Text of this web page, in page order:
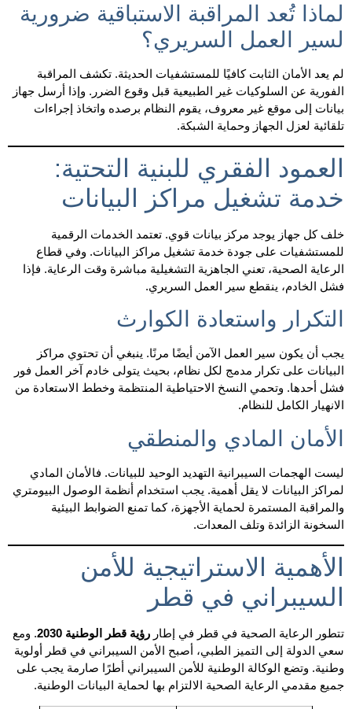
لماذا تُعد المراقبة الاستباقية ضرورية
لسير العمل السريري؟
لم يعد الأمان الثابت كافيًا للمستشفيات الحديثة. تكشف المراقبة
الفورية عن السلوكيات غير الطبيعية قبل وقوع الضرر. وإذا أرسل جهاز
بيانات إلى موقع غير معروف، يقوم النظام برصده واتخاذ إجراءات
تلقائية لعزل الجهاز وحماية الشبكة.
العمود الفقري للبنية التحتية:
خدمة تشغيل مراكز البيانات
خلف كل جهاز يوجد مركز بيانات قوي. تعتمد الخدمات الرقمية
للمستشفيات على جودة خدمة تشغيل مراكز البيانات. وفي قطاع
الرعاية الصحية، تعني الجاهزية التشغيلية مباشرة وقت الرعاية. فإذا
فشل الخادم، ينقطع سير العمل السريري.
التكرار واستعادة الكوارث
يجب أن يكون سير العمل الآمن أيضًا مرنًا. ينبغي أن تحتوي مراكز
البيانات على تكرار مدمج لكل نظام، بحيث يتولى خادم آخر العمل فور
فشل أحدها. وتحمي النسخ الاحتياطية المنتظمة وخطط الاستعادة من
الانهيار الكامل للنظام.
الأمان المادي والمنطقي
ليست الهجمات السيبرانية التهديد الوحيد للبيانات. فالأمان المادي
لمراكز البيانات لا يقل أهمية. يجب استخدام أنظمة الوصول البيومتري
والمراقبة المستمرة لحماية الأجهزة، كما تمنع الضوابط البيئية
السخونة الزائدة وتلف المعدات.
الأهمية الاستراتيجية للأمن
السيبراني في قطر
تتطور الرعاية الصحية في قطر في إطار رؤية قطر الوطنية 2030
. ومع
سعي الدولة إلى التميز الطبي، أصبح الأمن السيبراني في قطر أولوية
وطنية. وتضع الوكالة الوطنية للأمن السيبراني أطرًا صارمة يجب على
جميع مقدمي الرعاية الصحية الالتزام بها لحماية البيانات الوطنية.